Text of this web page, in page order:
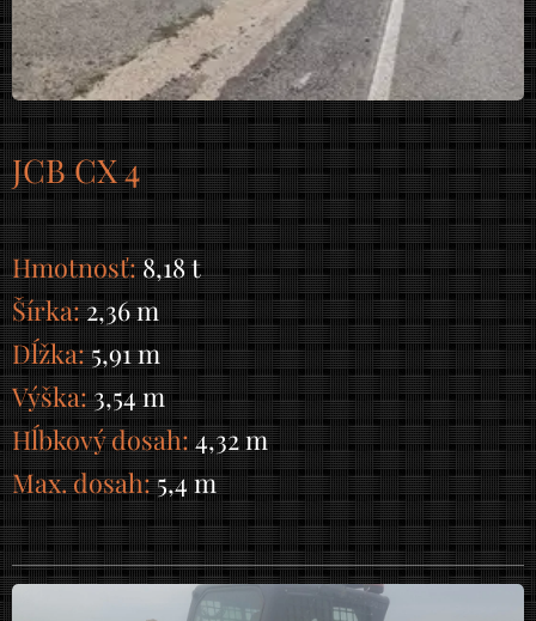
JCB CX 4
Hmotnosť:8,18 t
Šírka:2,36 m
Dĺžka:5,91 m
Výška:3,54 m
Hĺbkový dosah: 4,32 m
Max. dosah:5,4 m